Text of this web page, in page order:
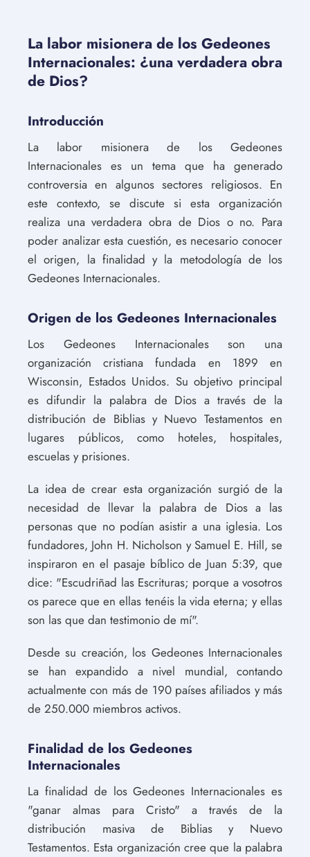
La labor misionera de los Gedeones
Internacionales: ¿una verdadera obra
de Dios?
Introducción
La labor misionera de los Gedeones
Internacionales es un tema que ha generado
controversia en algunos sectores religiosos. En
este contexto, se discute si esta organización
realiza una verdadera obra de Dios o no. Para
poder analizar esta cuestión, es necesario conocer
el origen, la finalidad y la metodología de los
Gedeones Internacionales.
Origen de los Gedeones Internacionales
Los Gedeones Internacionales son una
organización cristiana fundada en 1899 en
Wisconsin, Estados Unidos. Su objetivo principal
es difundir la palabra de Dios a través de la
distribución de Biblias y Nuevo Testamentos en
lugares públicos, como hoteles, hospitales,
escuelas y prisiones.
La idea de crear esta organización surgió de la
necesidad de llevar la palabra de Dios a las
personas que no podían asistir a una iglesia. Los
fundadores, John H. Nicholson y Samuel E. Hill, se
inspiraron en el pasaje bíblico de Juan 5:39, que
dice: "Escudriñad las Escrituras; porque a vosotros
os parece que en ellas tenéis la vida eterna; y ellas
son las que dan testimonio de mí".
Desde su creación, los Gedeones Internacionales
se han expandido a nivel mundial, contando
actualmente con más de 190 países afiliados y más
de 250.000 miembros activos.
Finalidad de los Gedeones
Internacionales
La finalidad de los Gedeones Internacionales es
"ganar almas para Cristo" a través de la
distribución masiva de Biblias y Nuevo
Testamentos. Esta organización cree que la palabra